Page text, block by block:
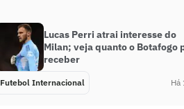
Lucas Perri atrai interesse do
Milan; veja quanto o Botafogo
receber
Futebol Internacional Há